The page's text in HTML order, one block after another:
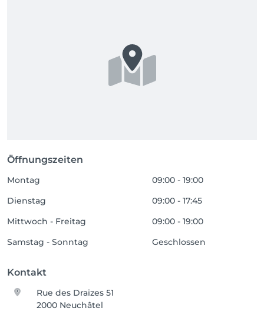
Öffnungszeiten
Montag
09:00 - 19:00
Dienstag
09:00 - 17:45
Mittwoch - Freitag
09:00 - 19:00
Samstag - Sonntag
Geschlossen
Kontakt
Rue des Draizes 51
2000 Neuchâtel